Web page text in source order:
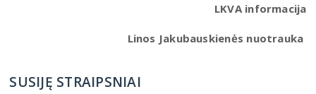
LKVA informacija
Linos Jakubauskienės nuotrauka
SUSIJĘ STRAIPSNIAI